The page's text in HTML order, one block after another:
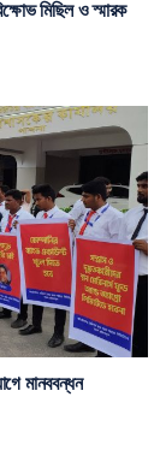
মিছিল ও স্মারক
মানববন্ধন